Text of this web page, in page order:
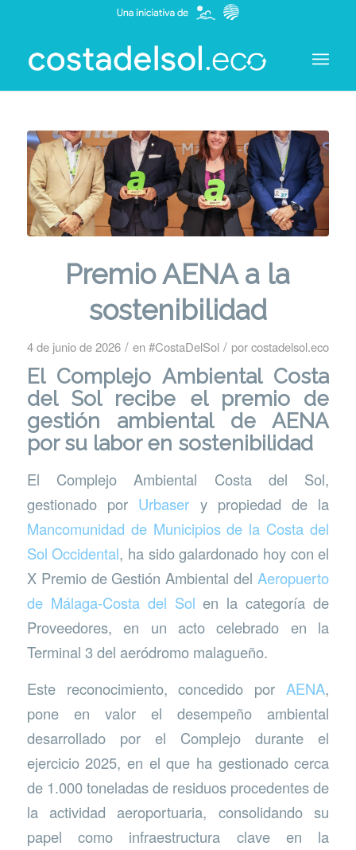
Premio AENA a la
sostenibilidad
4 de junio de 2026 / en#CostaDelSol / porcostadelsol.eco
El Complejo Ambiental Costa
del Sol recibe el premio de
gestión ambiental de AENA
por su labor en sostenibilidad
El Complejo Ambiental Costa del Sol,
gestionado por Urbaser y propiedad de la
Mancomunidad de Municipios de la Costa del
Sol Occidental, ha sido galardonado hoy con el
X Premio de Gestión Ambiental delAeropuerto
de Málaga-Costa del Solen la categoría de
Proveedores, en un acto celebrado en la
Terminal 3 del aeródromo malagueño.
Este reconocimiento, concedido porAENA,
pone en valor el desempeño ambiental
desarrollado por el Complejo durante el
ejercicio 2025, en el que ha gestionado cerca
de 1.000 toneladas de residuos procedentes de
la actividad aeroportuaria, consolidando su
papel como infraestructura clave en la